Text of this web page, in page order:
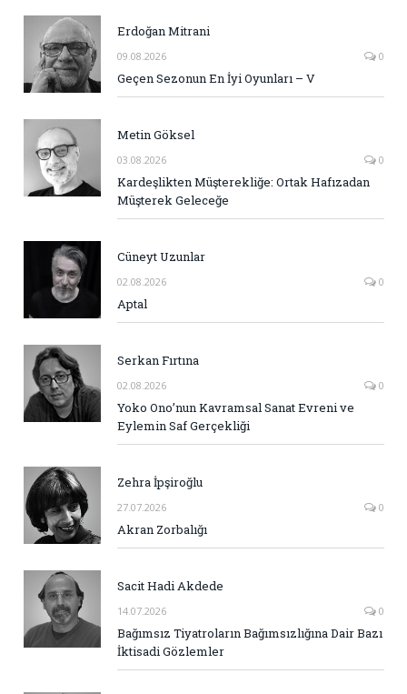
Erdoğan Mitrani
09.08.2026 0
Geçen Sezonun En İyi Oyunları – V
Metin Göksel
03.08.2026 0
Kardeşlikten Müşterekliğe: Ortak Hafızadan
Müşterek Geleceğe
Cüneyt Uzunlar
02.08.2026 0
Aptal
Serkan Fırtına
02.08.2026 0
Yoko Ono’nun Kavramsal Sanat Evreni ve
Eylemin Saf Gerçekliği
Zehra İpşiroğlu
27.07.2026 0
Akran Zorbalığı
Sacit Hadi Akdede
14.07.2026 0
Bağımsız Tiyatroların Bağımsızlığına Dair Bazı
İktisadi Gözlemler